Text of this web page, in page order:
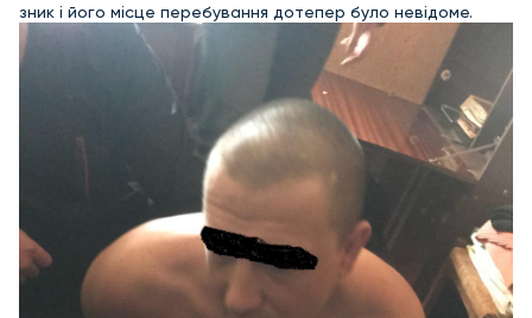
зник і його місце перебування дотепер було невідоме.